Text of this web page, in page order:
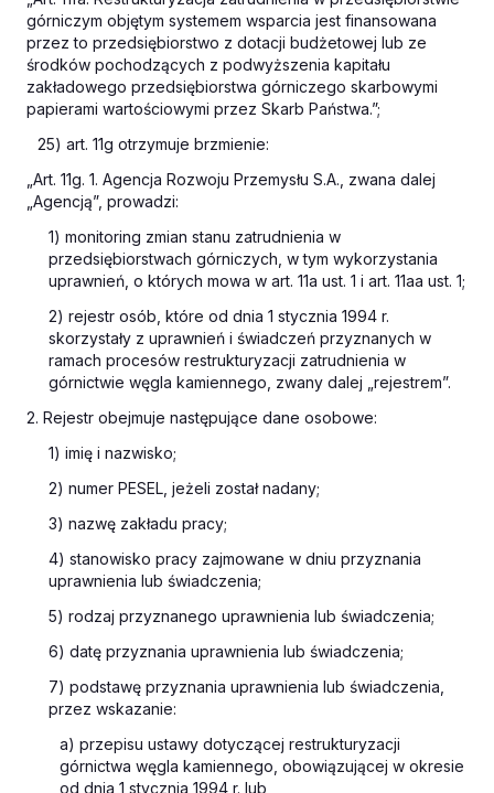
górniczym objętym systemem wsparcia jest finansowana
przez to przedsiębiorstwo z dotacji budżetowej lub ze
środków pochodzących z podwyższenia kapitału
zakładowego przedsiębiorstwa górniczego skarbowymi
papierami wartościowymi przez Skarb Państwa.”;
25) art. 11g otrzymuje brzmienie:
„Art. 11g. 1. Agencja Rozwoju Przemysłu S.A., zwana dalej
„Agencją”, prowadzi:
1) monitoring zmian stanu zatrudnienia w
przedsiębiorstwach górniczych, w tym wykorzystania
uprawnień, o których mowa w art. 11a ust. 1 i art. 11aa ust. 1;
2) rejestr osób, które od dnia 1 stycznia 1994 r.
skorzystały z uprawnień i świadczeń przyznanych w
ramach procesów restrukturyzacji zatrudnienia w
górnictwie węgla kamiennego, zwany dalej „rejestrem”.
2. Rejestr obejmuje następujące dane osobowe:
1) imię i nazwisko;
2) numer PESEL, jeżeli został nadany;
3) nazwę zakładu pracy;
4) stanowisko pracy zajmowane w dniu przyznania
uprawnienia lub świadczenia;
5) rodzaj przyznanego uprawnienia lub świadczenia;
6) datę przyznania uprawnienia lub świadczenia;
7) podstawę przyznania uprawnienia lub świadczenia,
przez wskazanie:
a) przepisu ustawy dotyczącej restrukturyzacji
górnictwa węgla kamiennego, obowiązującej w okresie
od dnia 1 stycznia 1994 r. lub